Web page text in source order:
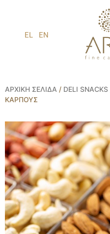
EL EN
ΑΡΧΙΚΉ ΣΕΛΊΔΑ / DELI SNACKS
ΚΑΡΠΟΎΣ